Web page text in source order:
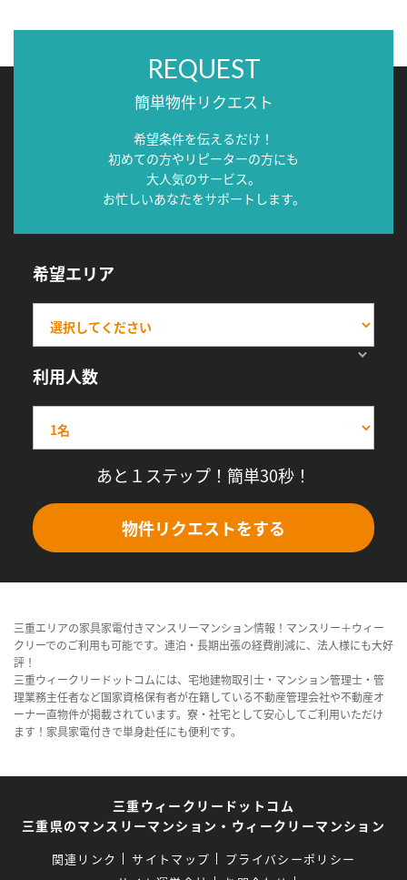
REQUEST
簡単物件リクエスト
希望条件を伝えるだけ！
初めての方やリピーターの方にも
大人気のサービス。
お忙しいあなたをサポートします。
希望エリア
利用人数
あと１ステップ！簡単30秒！
物件リクエストをする
三重エリアの家具家電付きマンスリーマンション情報！マンスリー＋ウィー
クリーでのご利用も可能です。連泊・長期出張の経費削減に、法人様にも大好
評！
三重ウィークリードットコムには、宅地建物取引士・マンション管理士・管
理業務主任者など国家資格保有者が在籍している不動産管理会社や不動産オ
ーナー直物件が掲載されています。寮・社宅として安心してご利用いただけ
ます！家具家電付きで単身赴任にも便利です。
三重ウィークリードットコム
三重県のマンスリーマンション・ウィークリーマンション
関連リンク サイトマップ
プライバシーポリシー